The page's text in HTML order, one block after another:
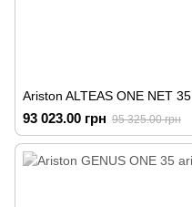
Ariston ALTEAS ONE NET 35
93 023.00 грн 95 325.00 грн